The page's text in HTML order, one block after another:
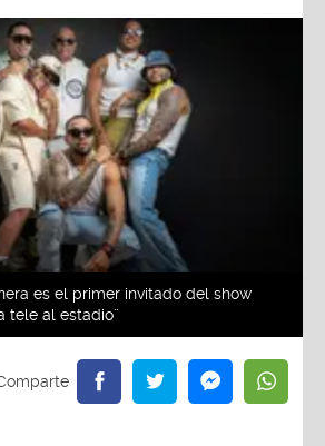
es el primer invitado del show
tele al estadio¨